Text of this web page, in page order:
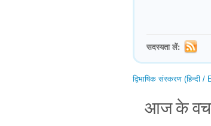
सदस्यता लें:
द्विभाषिक संस्करण (हिन्दी
आज के